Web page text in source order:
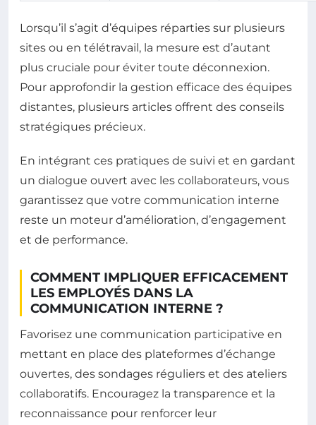
Lorsqu’il s’agit d’équipes réparties sur plusieurs
sites ou en télétravail, la mesure est d’autant
plus cruciale pour éviter toute déconnexion.
Pour approfondir la gestion efficace des équipes
distantes, plusieurs articles offrent des conseils
stratégiques précieux.
En intégrant ces pratiques de suivi et en gardant
un dialogue ouvert avec les collaborateurs, vous
garantissez que votre communication interne
reste un moteur d’amélioration, d’engagement
et de performance.
COMMENT IMPLIQUER EFFICACEMENT
LES EMPLOYÉS DANS LA
COMMUNICATION INTERNE ?
Favorisez une communication participative en
mettant en place des plateformes d’échange
ouvertes, des sondages réguliers et des ateliers
collaboratifs. Encouragez la transparence et la
reconnaissance pour renforcer leur